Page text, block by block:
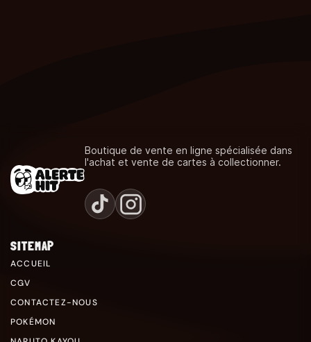
Boutique de vente en ligne spécialisée dans
l'achat et vente de cartes à collectionner.
SITEMAP
ACCUEIL
CGV
CONTACTEZ-NOUS
POKÉMON